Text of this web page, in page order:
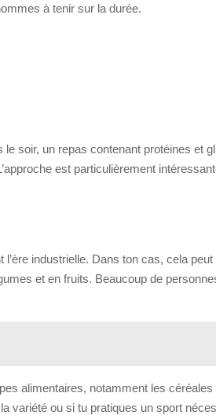
à tenir sur la durée.
soir, un repas contenant protéines et
est particulièrement
industrielle. Dans ton cas, cela peut
et en fruits. Beaucoup de
alimentaires, notamment les céréales
variété ou si tu pratiques un sport